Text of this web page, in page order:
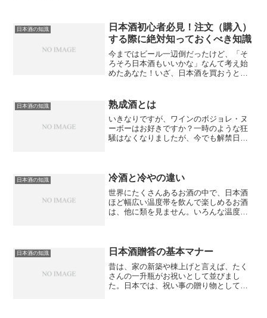
日本酒の知識
日本酒初心者必見！注文（購入）
する際に絶対知っておくべき知識
今まではビール一辺倒だったけど、「そ
ろそろ日本酒もいいかな」なんて考え始
めたあなた！いざ、日本酒を買おうとお
らない、そんなあなたに、日本酒のABC
を解説します。日本酒は...
日本酒の知識 熟成酒とは
いきなりですが、ワインのボジョレ・ヌ
ーボーはお好きですか？一時のような狂
騒はなくなりましたが、今でも解禁日に
話から？」と思われたかもし...
日本酒の知識 冷酒と冷やの違い
世界にたくさんあるお酒の中で、日本酒
ほど幅広い温度帯を飲んで楽しめるお酒
は、他に類を見ません。いろんな温度帯
味わいとマイルドな口当たり...
日本酒の知識 日本酒贈答の基本マナー
昔は、家の新築や棟上げと言えば、たく
さんの一升瓶がお祝いとして並びまし
た。日本では、祝い事の贈り物として、